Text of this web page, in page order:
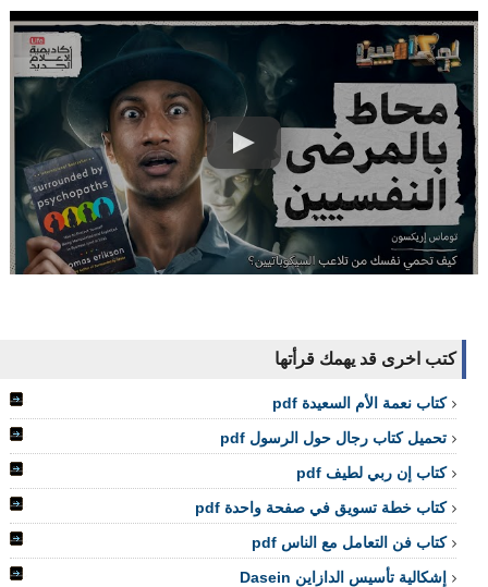
كتب اخرى قد يهمك قرأتها
كتاب نعمة الأم السعيدة pdf
تحميل كتاب رجال حول الرسول pdf
كتاب إن ربي لطيف pdf
كتاب خطة تسويق في صفحة واحدة pdf
كتاب فن التعامل مع الناس pdf
إشكالية تأسيس الدازاين Dasein